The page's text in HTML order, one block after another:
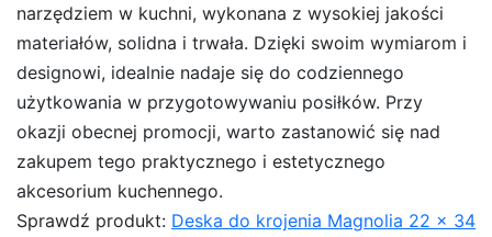
narzędziem w kuchni, wykonana z wysokiej jakości
materiałów, solidna i trwała. Dzięki swoim wymiarom i
designowi, idealnie nadaje się do codziennego
użytkowania w przygotowywaniu posiłków. Przy
okazji obecnej promocji, warto zastanowić się nad
zakupem tego praktycznego i estetycznego
akcesorium kuchennego.
Sprawdź produkt: Deska do krojenia Magnolia 22 x 34